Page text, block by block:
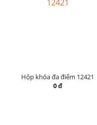
Hộp khóa đa điểm 12421
0 đ